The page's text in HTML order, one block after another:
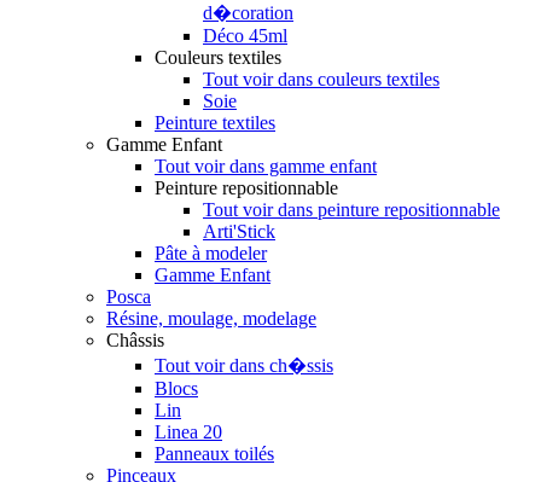
d�coration
Déco 45ml
Couleurs textiles
Tout voir dans couleurs textiles
Soie
Peinture textiles
Gamme Enfant
Tout voir dans gamme enfant
Peinture repositionnable
Tout voir dans peinture repositionnable
Arti'Stick
Pâte à modeler
Gamme Enfant
Posca
Résine, moulage, modelage
Châssis
Tout voir dans ch�ssis
Blocs
Lin
Linea 20
Panneaux toilés
Pinceaux